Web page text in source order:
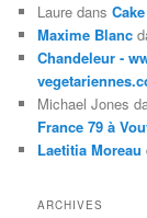
Laure dans
Maxime Blanc
Chandeleur -
Michael Jones
France 79 à
Laetitia Moreau
ARCHIVES